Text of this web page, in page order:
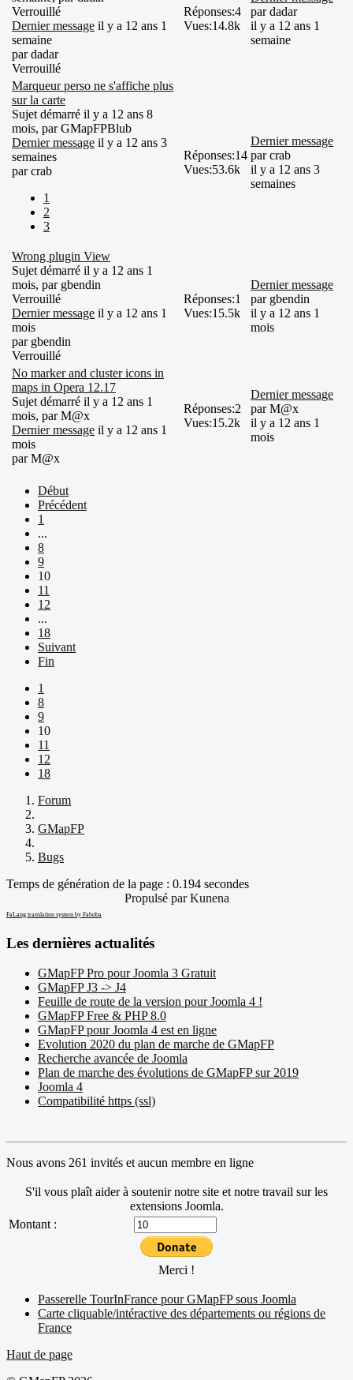
Verrouillé
Dernier message il y a 12 ans 1
semaine
pardadar
Verrouillé
Réponses:4
Vues:14.8k
pardadar
il y a 12 ans 1
semaine
Marqueur perso ne s'affiche plus
sur la carte
Sujet démarré il y a 12 ans 8
mois, parGMapFPBlub
Dernier message il y a 12 ans 3
semaines
parcrab
1
2
3
Réponses:14
Vues:53.6k
Dernier message
parcrab
il y a 12 ans 3
semaines
Wrong plugin View
Sujet démarré il y a 12 ans 1
mois, par gbendin
Verrouillé
Dernier message il y a 12 ans 1
mois
par gbendin
Verrouillé
Réponses:1
Vues:15.5k
Dernier message
par gbendin
il y a 12 ans 1
mois
No marker and cluster icons in
maps in Opera 12.17
Sujet démarré il y a 12 ans 1
mois, parM@x
Dernier message il y a 12 ans 1
mois
parM@x
Réponses:2
Vues:15.2k
Dernier message
parM@x
il y a 12 ans 1
mois
Début
Précédent
1
...
8
9
10
11
12
...
18
Suivant
Fin
1
8
9
10
11
12
18
Forum
GMapFP
Bugs
Temps de génération de la page : 0.194 secondes
Propulsé parKunena
FaLang translation system by Faboba
Les dernières actualités
GMapFP Pro pour Joomla 3 Gratuit
GMapFP J3 -> J4
Feuille de route de la version pour Joomla 4 !
GMapFP Free & PHP 8.0
GMapFP pour Joomla 4 est en ligne
Evolution 2020 du plan de marche de GMapFP
Recherche avancée de Joomla
Plan de marche des évolutions de GMapFP sur 2019
Joomla 4
Compatibilité https (ssl)
Nous avons 261 invités et aucun membre en ligne
S'il vous plaît aider à soutenir notre site et notre travail sur les
extensions Joomla.
Montant :
Merci !
Passerelle TourInFrance pour GMapFP sous Joomla
Carte cliquable/intéractive des départements ou régions de
France
Haut de page